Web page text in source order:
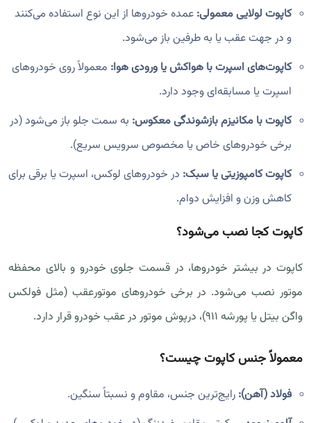
کاپوت لولایی معمولی: عمده خودروها از این نوع استفاده می‌کنند
و در جهت عقب یا به طرفین باز می‌شود.
کاپوت‌های اسپرت با هواکش یا ورودی هوا: معمولاً روی خودروهای
اسپرت یا مسابقه‌ای وجود دارد.
کاپوت با مکانیزم بازشوندگی معکوس: به سمت جلو باز می‌شود (در
برخی خودروهای خاص یا مخصوص سرویس سریع).
کاپوت کامپوزیتی یا سبک: در خودروهای لوکس، اسپرت یا برقی برای
کاهش وزن و افزایش دوام.
کاپوت کجا نصب می‌شود؟
کاپوت در بیشتر خودروها، در قسمت جلوی خودرو و بالای محفظه
موتور نصب می‌شود. در برخی خودروهای موتورعقب (مثل فولکس
واگن بیتل یا پورشه ۹۱۱)، درپوش موتور در عقب خودرو قرار دارد.
معمولاً جنس کاپوت چیست؟
فولاد (آهن): رایج‌ترین جنس، مقاوم و نسبتاً سنگین.